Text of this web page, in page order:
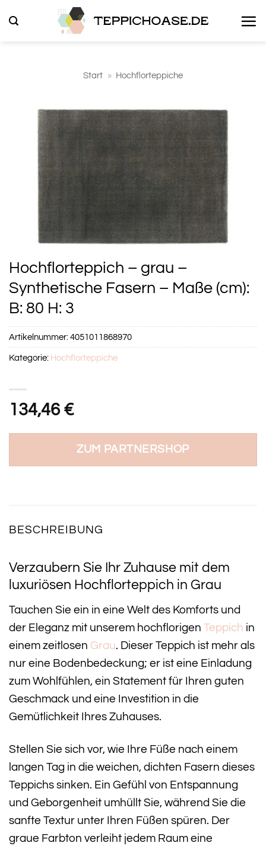
Inhalt
Start » Hochflorteppiche
Hochflorteppich – grau –
Synthetische Fasern – Maße (cm):
B: 80 H: 3
134,46 €
ZUM PARTNERSHOP
Artikelnummer:4051011868970
Kategorie: Hochflorteppiche
BESCHREIBUNG
Verzaubern Sie Ihr Zuhause mit dem
luxuriösen Hochflorteppich in Grau
Tauchen Sie ein in eine Welt des Komforts und
der Eleganz mit unserem hochflorigen Teppich in
einem zeitlosen Grau. Dieser Teppich ist mehr als
nur eine Bodenbedeckung; er ist eine Einladung
zum Wohlfühlen, ein Statement für Ihren guten
Geschmack und eine Investition in die
Gemütlichkeit Ihres Zuhauses.
Stellen Sie sich vor, wie Ihre Füße nach einem
langen Tag in die weichen, dichten Fasern dieses
Teppichs sinken. Ein Gefühl von Entspannung
und Geborgenheit umhüllt Sie, während Sie die
sanfte Textur unter Ihren Füßen spüren. Der
graue Farbton verleiht jedem Raum eine